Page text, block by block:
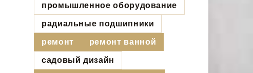
промышленное оборудование
радиальные подшипники
ремонт ремонт ванной
садовый дизайн